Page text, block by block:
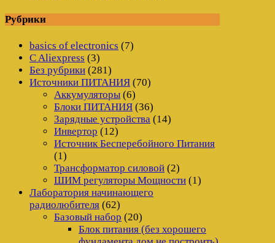
Рубрики
basics of electronics (7)
C Aliexpress (3)
Без рубрики (281)
Источники ПИТАНИЯ (70)
Аккумуляторы (6)
Блоки ПИТАНИЯ (36)
Зарядные устройства (14)
Инвертор (12)
Источник Бесперебойного Питания
(1)
Трансформатор силовой (2)
ШИМ регуляторы Мощности (1)
Лаборатория начинающего
радиолюбителя (62)
Базовый набор (20)
Блок питания (без хорошего